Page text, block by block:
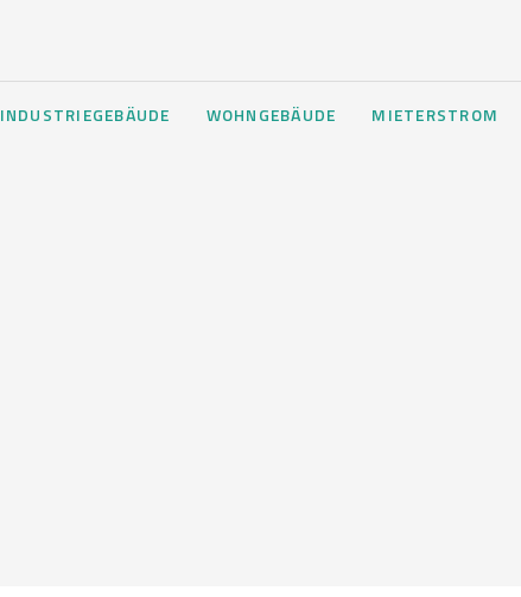
INDUSTRIEGEBÄUDE WOHNGEBÄUDE MIETERSTROM